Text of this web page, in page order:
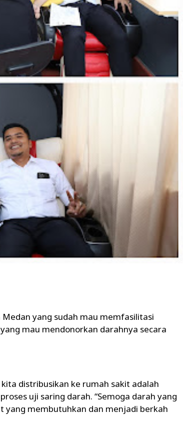
Medan yang sudah mau memfasilitasi
mau mendonorkan darahnya secara
distribusikan ke rumah sakit adalah
uji saring darah. “Semoga darah yang
membutuhkan dan menjadi berkah